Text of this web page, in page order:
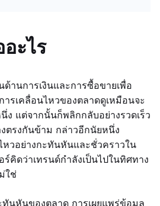
ะไร
านการเงินและการซื้อขายเพื่อ
รเคลื่อนไหวของตลาดดูเหมือนจะ
ง แต่จากนั้นก็พลิกกลับอย่างรวดเร็ว
ตรงกันข้าม กล่าวอีกนัยหนึ่ง
วอย่างกะทันหันและชั่วคราวใน
คิดว่าเทรนด์กำลังเป็นไปในทิศทาง
ใช่
ทันหันของตลาด การเผยแพร่ข้อมูล